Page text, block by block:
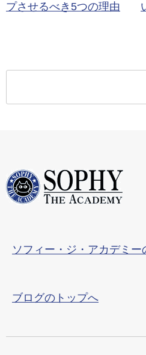
プさせるべき5つの理由
索:
ソフィー・ジ・アカデミー
ブログのトップへ